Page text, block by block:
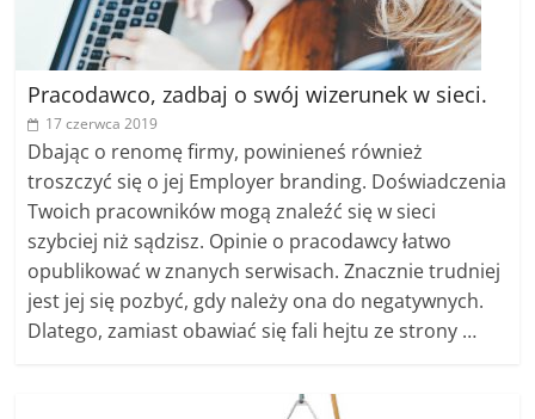
Pracodawco, zadbaj o swój wizerunek w sieci.
17 czerwca 2019
Dbając o renomę firmy, powinieneś również
troszczyć się o jej Employer branding. Doświadczenia
Twoich pracowników mogą znaleźć się w sieci
szybciej niż sądzisz. Opinie o pracodawcy łatwo
opublikować w znanych serwisach. Znacznie trudniej
jest jej się pozbyć, gdy należy ona do negatywnych.
Dlatego, zamiast obawiać się fali hejtu ze strony …